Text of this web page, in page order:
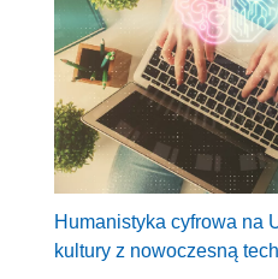
Humanistyka cyfrowa na
kultury z nowoczesną